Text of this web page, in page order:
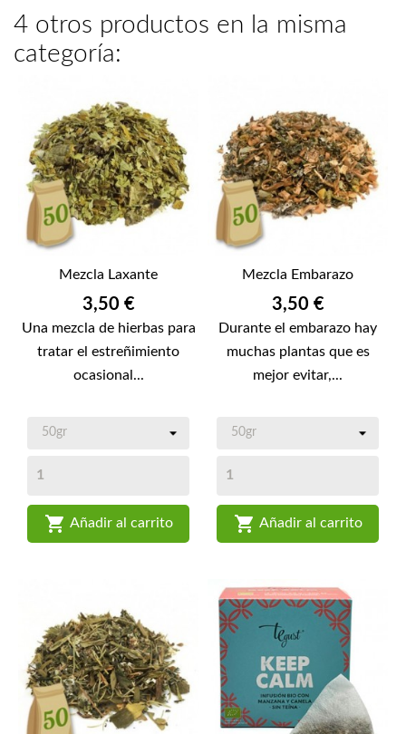
4 otros productos en la misma
categoría:
Mezcla Laxante
Precio
3,50 €
Una mezcla de hierbas para
tratar el estreñimiento
ocasional...
 Añadir al carrito
Mezcla Embarazo
Precio
3,50 €
Durante el embarazo hay
muchas plantas que es
mejor evitar,...
 Añadir al carrito